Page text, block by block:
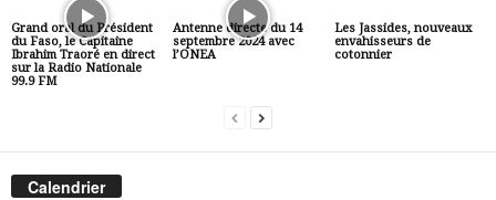
Grand oral du Président
du Faso, le Capitaine
Ibrahim Traoré en direct
sur la Radio Nationale
99.9 FM
Antenne directe du 14
septembre 2024 avec
l’ONEA
Les Jassides, nouveaux
envahisseurs de
cotonnier
Calendrier